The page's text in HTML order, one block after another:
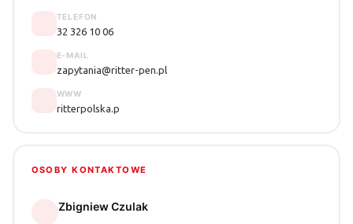
TELEFON
32 326 10 06
E-MAIL
zapytania@ritter-pen.pl
WWW
ritterpolska.p
OSOBY KONTAKTOWE
Zbigniew Czulak